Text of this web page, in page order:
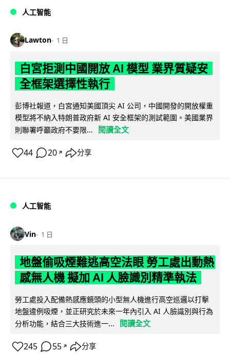
人工智能
Lawton 1 日
白宮拒測中國開放 AI 模型 業界質疑安
全框架選擇性執行
彭博社報道，白宮通知美國頂尖 AI 公司，中國開發的開放權重
模型將不納入特朗普政府新 AI 安全框架的測試範圍。美國業界
則聯署呼籲政府不要限...
閱讀全文
44 20 ↗ 分享
人工智能
Vin 1 日
地盤偷吸煙難逃高空法眼 勞工處出動熱
感無人機 擬加 AI 人臉識別精準執法
勞工處投入配備熱感應鏡頭的小型無人機進行高空巡邏以打擊
地盤違例吸煙，並正研究於未來一年內引入 AI 人臉識別與行為
分析功能，結合三大技術進一...
閱讀全文
245 55 ↗ 分享